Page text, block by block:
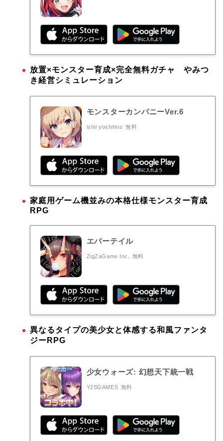
放置×モンスター育成×完全無料ガチャ やみつ
き経営シミュレーション
モンスターカンパニーVer.6
ishii yoshihiro 無料
家庭用ゲーム機並みの本格仕様モンスター育成
RPG
エバーテイル
ZigZaGame Inc. 無料
異なるタイプの美少女と体感する和風ファンタ
ジーRPG
少女ウォーズ: 幻想天下統一戦
Y2SGAMES 無料